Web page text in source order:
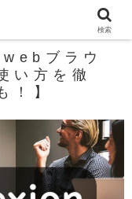
webブラウ
い方を徹
！】
検索